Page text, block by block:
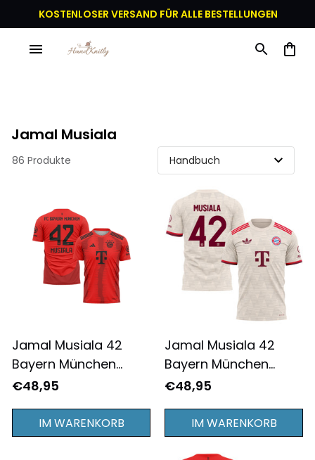
KOSTENLOSER VERSAND FÜR ALLE BESTELLUNGEN
Jamal Musiala
86 Produkte
Jamal Musiala 42
Bayern München
2024/25 Heimtrikot
Bedruckt - Rot
€48,95
IM WARENKORB
Jamal Musiala 42
Bayern München
2024/25
Herren - Komplett
Bedruckt - Creme
€48,95
IM WARENKORB